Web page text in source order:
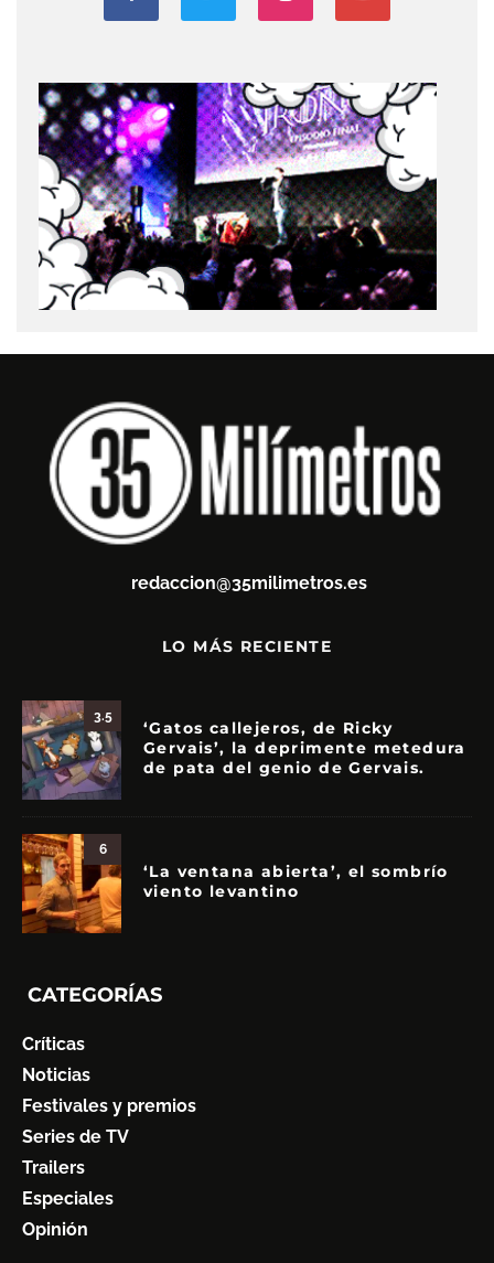
redaccion@35milimetros.es
LO MÁS RECIENTE
3.5
‘Gatos callejeros, de Ricky
Gervais’, la deprimente metedura
de pata del genio de Gervais.
6
‘La ventana abierta’, el sombrío
viento levantino
CATEGORÍAS
Críticas
Noticias
Festivales y premios
Series de TV
Trailers
Especiales
Opinión